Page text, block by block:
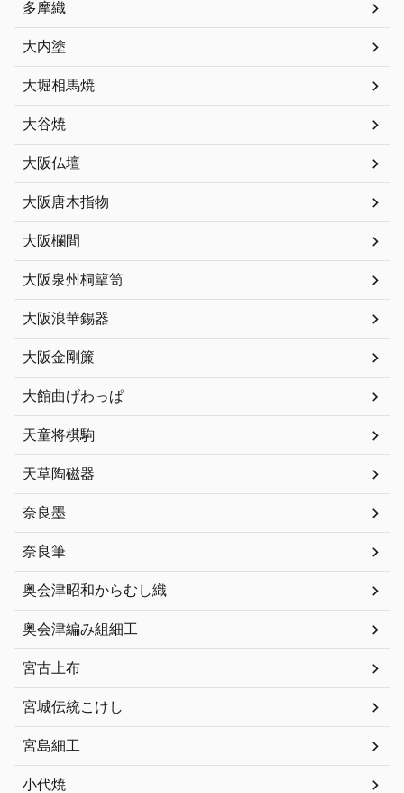
多摩織
大内塗
大堀相馬焼
大谷焼
大阪仏壇
大阪唐木指物
大阪欄間
大阪泉州桐簞笥
大阪浪華錫器
大阪金剛簾
大館曲げわっぱ
天童将棋駒
天草陶磁器
奈良墨
奈良筆
奥会津昭和からむし織
奥会津編み組細工
宮古上布
宮城伝統こけし
宮島細工
小代焼